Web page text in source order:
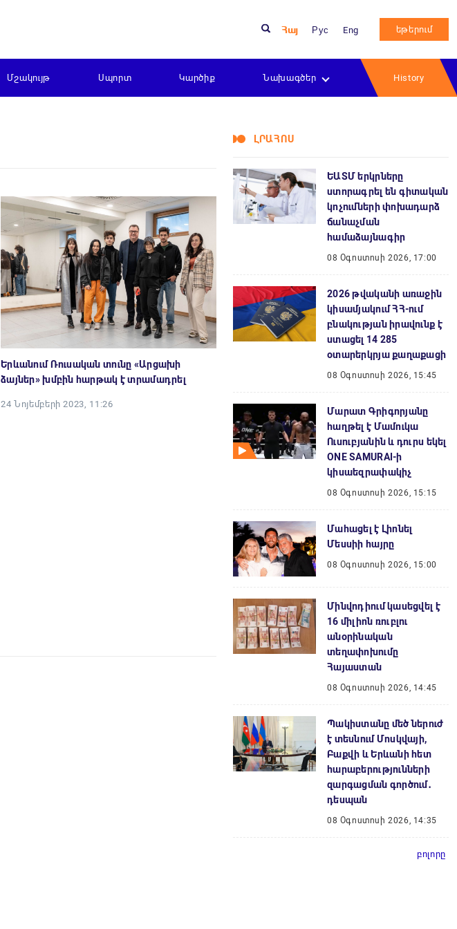
Հայ Рус Eng եթերում
Մշակույթ Սպորտ Կարծիք Նախագծեր History
Երևանում Ռուսական տունը «Արցախի
ձայներ» խմբին հարթակ է տրամադրել
24 Նոյեմբերի 2023, 11:26
ԼՐԱՀՈՍ
ԵԱՏՄ երկրները
ստորագրել են գիտական
կոչումների փոխադարձ
ճանաչման
համաձայնագիր
08 Օգոստոսի 2026, 17:00
2026 թվականի առաջին
կիսամյակում ՀՀ-ում
բնակության իրավունք է
ստացել 14 285
օտարերկրյա քաղաքացի
08 Օգոստոսի 2026, 15:45
Մարատ Գրիգորյանը
հաղթել է Մամուկա
Ուսուբյանին և դուրս եկել
ONE SAMURAI-ի
կիսաեզրափակիչ
08 Օգոստոսի 2026, 15:15
Մահացել է Լիոնել
Մեսսիի հայրը
08 Օգոստոսի 2026, 15:00
Մինվոդիում կասեցվել է
16 միլիոն ռուբլու
անօրինական
տեղափոխումը
Հայաստան
08 Օգոստոսի 2026, 14:45
Պակիստանը մեծ ներուժ
է տեսնում Մոսկվայի,
Բաքվի և Երևանի հետ
հարաբերությունների
զարգացման գործում․
դեսպան
08 Օգոստոսի 2026, 14:35
բոլորը